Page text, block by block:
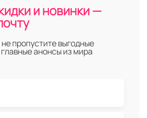
и новинки —
пропустите выгодные
анонсы из мира